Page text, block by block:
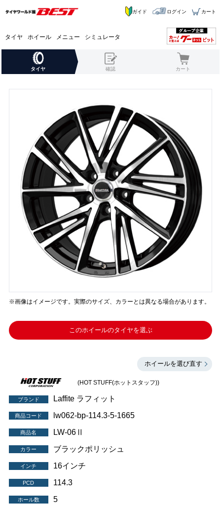
タイヤ ホイール メニュー シミュレータ
ガイド ログイン カート
タイヤ 確認 カート
※画像はイメージです。実際のサイズ、カラーとは異なる場合があります。
このホイールのタイヤを選ぶ
ホイールを選び直す
(HOT STUFF(ホットスタッフ))
ブランド Laffite ラフィット
商品コード lw062-bp-114.3-5-1665
商品名 LW-06Ⅱ
カラー ブラックポリッシュ
インチ 16インチ
PCD 114.3
ホール数 5